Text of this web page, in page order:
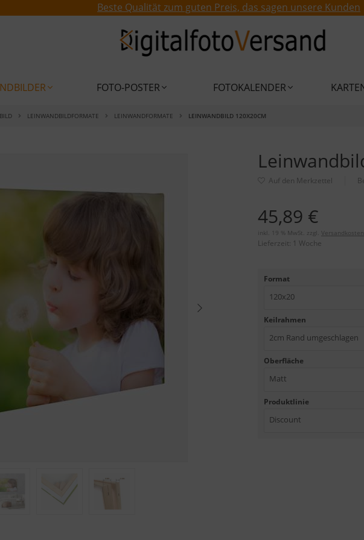
Beste Qualität zum guten Preis, das sagen unsere Kunden
FOTO-POSTER FOTOKALENDER
LEINWANDBILDFORMATE LEINWANDFORMATE LEINWANDBILD 120X20CM
45,89 €
inkl. 19 % MwSt. zzgl. Versandkosten
Lieferzeit: 1 Woche
Format
120x20
Keilrahmen
2cm Rand umgeschlagen
Oberfläche
Matt
Produktlinie
Discount